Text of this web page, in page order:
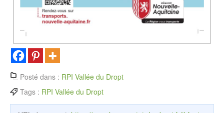
Posté dans : RPI Vallée du Dropt
Tags : RPI Vallée du Dropt